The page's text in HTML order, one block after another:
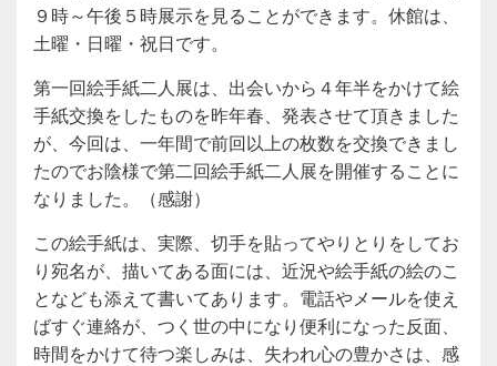
９時～午後５時展示を見ることができます。休館は、
土曜・日曜・祝日です。
第一回絵手紙二人展は、出会いから４年半をかけて絵
手紙交換をしたものを昨年春、発表させて頂きました
が、今回は、一年間で前回以上の枚数を交換できまし
たのでお陰様で第二回絵手紙二人展を開催することに
なりました。（感謝）
この絵手紙は、実際、切手を貼ってやりとりをしてお
り宛名が、描いてある面には、近況や絵手紙の絵のこ
となども添えて書いてあります。電話やメールを使え
ばすぐ連絡が、つく世の中になり便利になった反面、
時間をかけて待つ楽しみは、失われ心の豊かさは、感